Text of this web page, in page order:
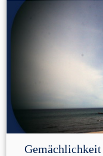
Gemächlichkeit